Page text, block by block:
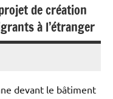
de création
à l’étranger
devant le bâtiment